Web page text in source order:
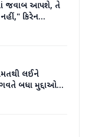
જવાબ આપશે, તે
કિરેન
કર્યા
લઈને
બધા મુદ્દાઓ